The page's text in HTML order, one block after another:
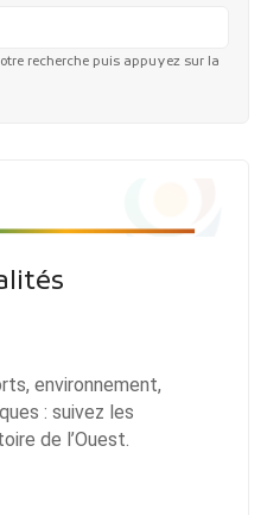
recherche puis appuyez sur la
environnement,
: suivez les
de l’Ouest.